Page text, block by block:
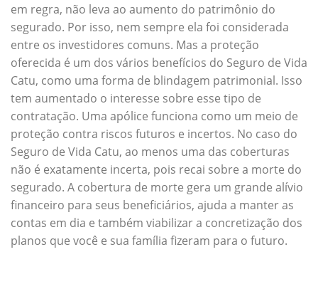
em regra, não leva ao aumento do patrimônio do
segurado. Por isso, nem sempre ela foi considerada
entre os investidores comuns. Mas a proteção
oferecida é um dos vários benefícios do Seguro de Vida
Catu, como uma forma de blindagem patrimonial. Isso
tem aumentado o interesse sobre esse tipo de
contratação. Uma apólice funciona como um meio de
proteção contra riscos futuros e incertos. No caso do
Seguro de Vida Catu, ao menos uma das coberturas
não é exatamente incerta, pois recai sobre a morte do
segurado. A cobertura de morte gera um grande alívio
financeiro para seus beneficiários, ajuda a manter as
contas em dia e também viabilizar a concretização dos
planos que você e sua família fizeram para o futuro.